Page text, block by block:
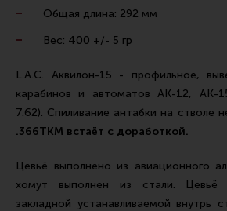
Стрелковые очки
Стрелковые наушники
Подсумки
Перчатки
Защита головы
Тактическая медицина
Общая длина: 292 мм
Вес: 400 +/- 5 гр
L.A.C. Аквилон-15 - профильное,
карабинов и автоматов АК-12, АК-
7.62). Спиливание антабки на стволе
.366ТКМ встаёт с доработкой.
Цевьё выполнено из авиационного
хомут выполнен из стали. Цевьё
закладной устанавливаемой внутрь